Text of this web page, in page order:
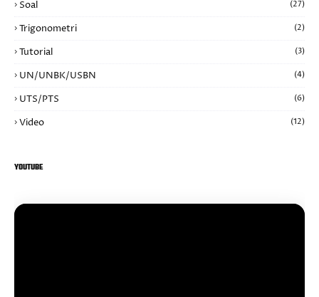
Soal (27)
Trigonometri (2)
Tutorial (3)
UN/UNBK/USBN (4)
UTS/PTS (6)
Video (12)
YOUTUBE